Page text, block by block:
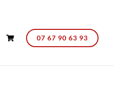
07 67 90 63 93